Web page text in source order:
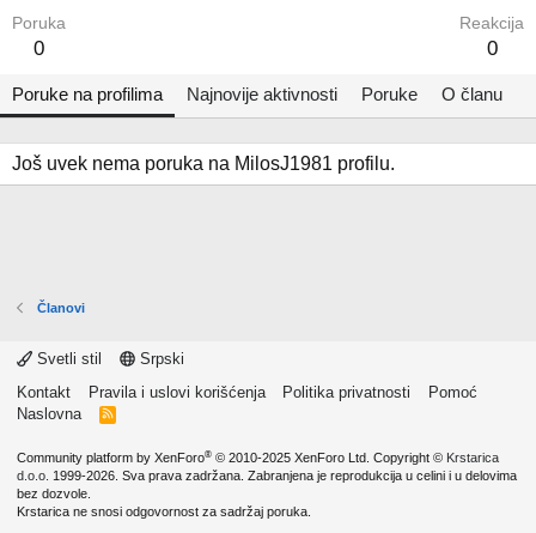
Poruka
0
Reakcija
0
Poruke na profilima Najnovije aktivnosti Poruke O članu
Još uvek nema poruka na MilosJ1981 profilu.
Članovi
Svetli stil
Srpski
Kontakt
Pravila i uslovi korišćenja Politika privatnosti
Pomoć
Naslovna
R
Community platform by XenForo® © 2010-2025 XenForo Ltd. Copyright © Krstarica
d.o.o. 1999-2026. Sva prava zadržana. Zabranjena je reprodukcija u celini i u delovima
bez dozvole.
Krstarica ne snosi odgovornost za sadržaj poruka.